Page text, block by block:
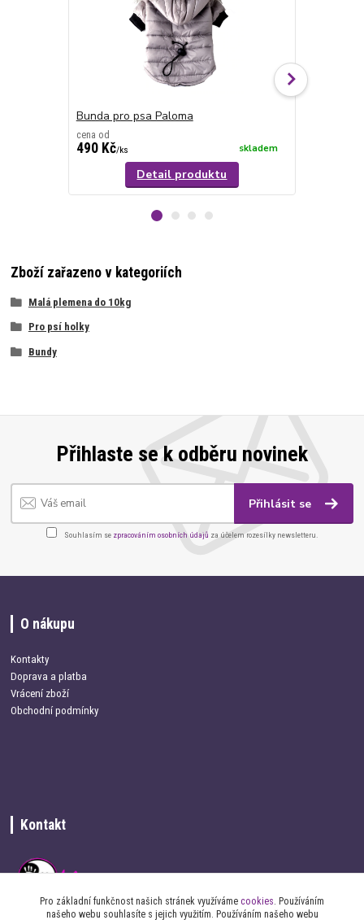
Bunda pro psa Paloma
cena od
490 Kč/ks skladem
Detail produktu
Zboží zařazeno v kategoriích
Malá plemena do 10kg
Pro psí holky
Bundy
Přihlaste se k odběru novinek
Přihlásit se
Souhlasím se zpracováním osobních údajů za účelem rozesílky newsletteru.
O nákupu
Kontakty
Doprava a platba
Vrácení zboží
Obchodní podmínky
Kontakt
Pro základní funkčnost našich stránek využíváme cookies. Používáním
našeho webu souhlasíte s jejich využitím. Používáním našeho webu